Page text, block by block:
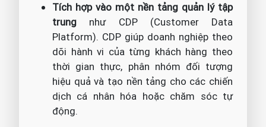
Tích hợp vào một nền tảng quản lý tập
trung như CDP (Customer Data
Platform). CDP giúp doanh nghiệp theo
dõi hành vi của từng khách hàng theo
thời gian thực, phân nhóm đối tượng
hiệu quả và tạo nền tảng cho các chiến
dịch cá nhân hóa hoặc chăm sóc tự
động.